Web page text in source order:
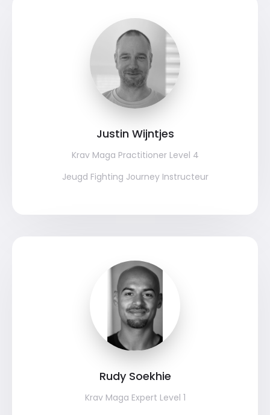
Justin Wijntjes
Krav Maga Practitioner Level 4
Jeugd Fighting Journey Instructeur
Rudy Soekhie
Krav Maga Expert Level 1